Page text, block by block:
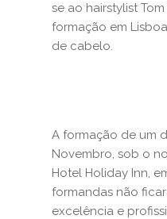
se ao hairstylist
formação em
de cabelo.
A formação de um
Novembro, sob o
Hotel Holiday Inn,
formandas não
excelência e